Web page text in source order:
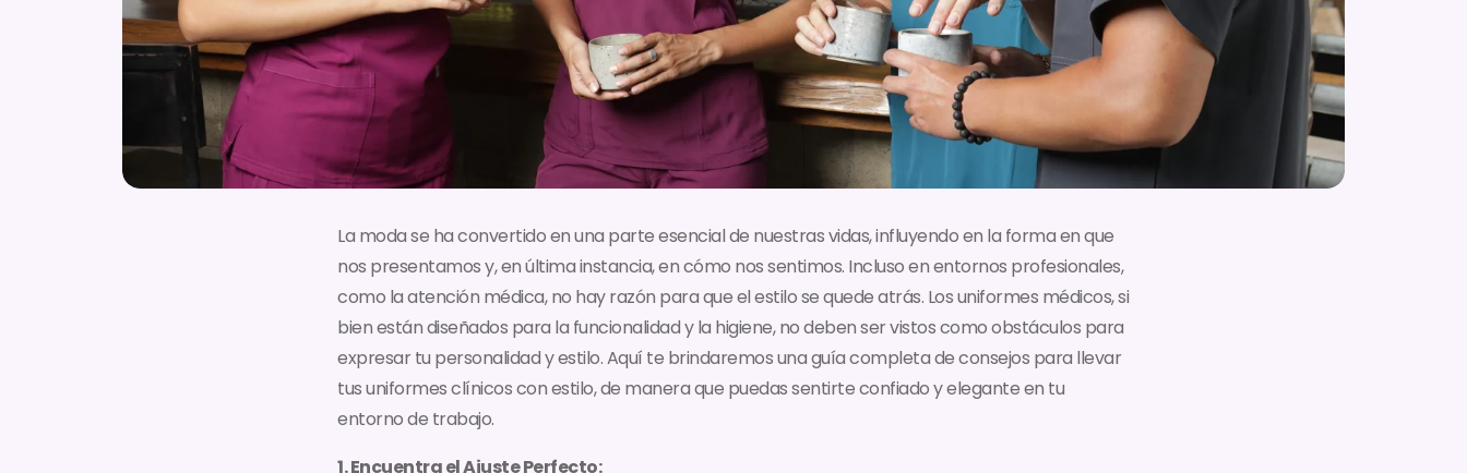
La moda se ha convertido en una parte esencial de nuestras vidas, influyendo en la forma en que
nos presentamos y, en última instancia, en cómo nos sentimos. Incluso en entornos profesionales,
como la atención médica, no hay razón para que el estilo se quede atrás. Los uniformes médicos, si
bien están diseñados para la funcionalidad y la higiene, no deben ser vistos como obstáculos para
expresar tu personalidad y estilo. Aquí te brindaremos una guía completa de consejos para llevar
tus uniformes clínicos con estilo, de manera que puedas sentirte confiado y elegante en tu
entorno de trabajo.
1. Encuentra el Ajuste Perfecto: